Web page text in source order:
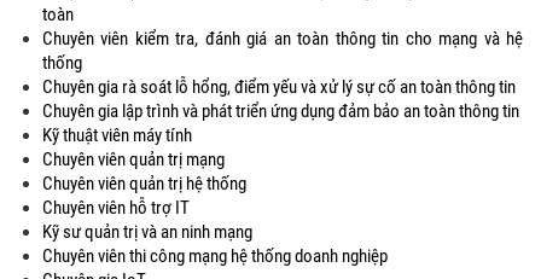
toàn
Chuyên viên kiểm tra, đánh giá an toàn thông tin cho mạng và hệ
thống
Chuyên gia rà soát lỗ hổng, điểm yếu và xử lý sự cố an toàn thông tin
Chuyên gia lập trình và phát triển ứng dụng đảm bảo an toàn thông tin
Kỹ thuật viên máy tính
Chuyên viên quản trị mạng
Chuyên viên quản trị hệ thống
Chuyên viên hỗ trợ IT
Kỹ sư quản trị và an ninh mạng
Chuyên viên thi công mạng hệ thống doanh nghiệp